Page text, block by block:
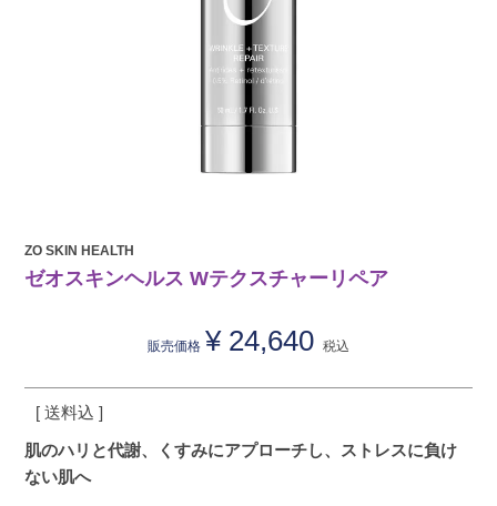
ZO SKIN HEALTH
ゼオスキンヘルス Wテクスチャーリペア
販売価格 ¥ 24,640 税込
送料込
肌のハリと代謝、くすみにアプローチし、ストレスに負け
ない肌へ